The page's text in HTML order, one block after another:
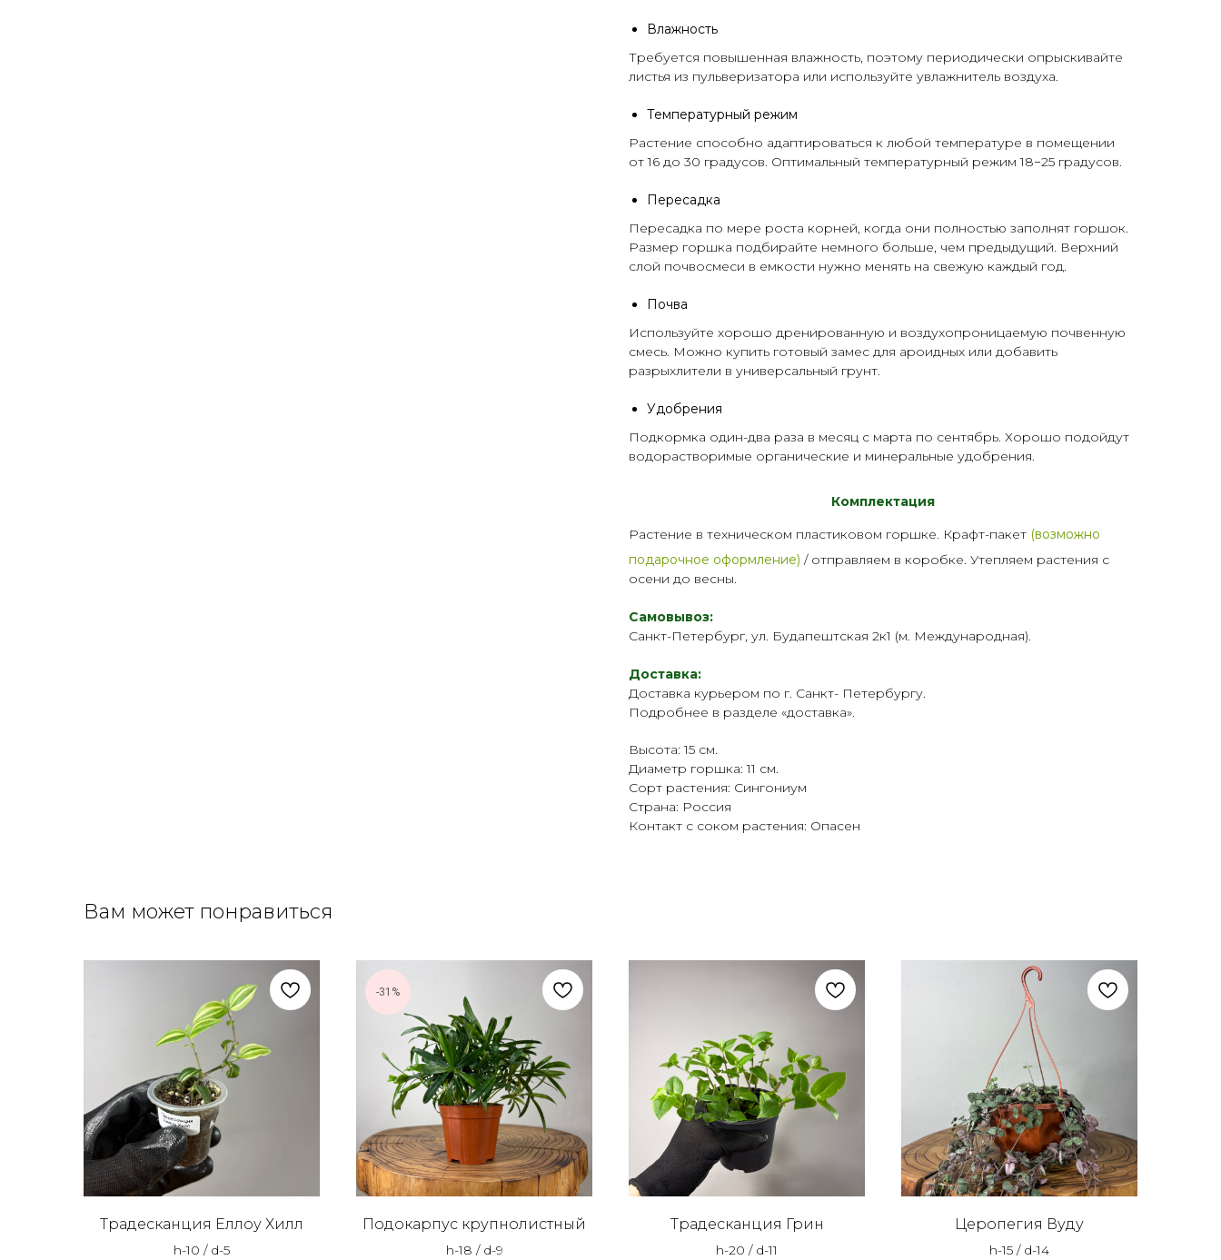
Влажность
Требуется повышенная влажность, поэтому периодически опрыскивайте
листья из пульверизатора или используйте увлажнитель воздуха.
Температурный режим
Растение способно адаптироваться к любой температуре в помещении
от 16 до 30 градусов. Оптимальный температурный режим 18−25 градусов.
Пересадка
Пересадка по мере роста корней, когда они полностью заполнят горшок.
Размер горшка подбирайте немного больше, чем предыдущий. Верхний
слой почвосмеси в емкости нужно менять на свежую каждый год.
Почва
Используйте хорошо дренированную и воздухопроницаемую почвенную
смесь. Можно купить готовый замес для ароидных или добавить
разрыхлители в универсальный грунт
Удобрения
Подкормка один-два раза в месяц с марта по сентябрь. Хорошо подойдут
водорастворимые органические и минеральные удобрения
Комплектация
Растение в техническом пластиковом горшке. Крафт-пакет (возможно
подарочное оформление) / отправляем в коробке. Утепляем растения с
осени до весны.
Самовывоз:
Санкт-Петербург, ул. Будапештская 2к1 (м. Международная).
Доставка:
Доставка курьером по г. Санкт- Петербургу.
Подробнее в разделе «доставка».
Высота: 15 см.
Диаметр горшка: 11 см.
Сорт растения: Сингониум
Страна: Россия
Контакт с соком растения: Опасен
Вам может понравиться
Традесканция Еллоу Хилл
h-10 / d-5
-31%
Подокарпус крупнолистный
h-18 / d-9
Традесканция Грин
h-20 / d-11
Церопегия Вуду
h-15 / d-14